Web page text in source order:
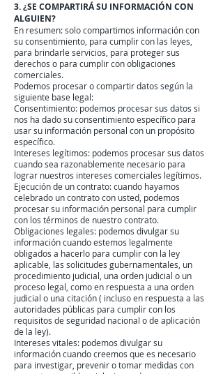
3. ¿SE COMPARTIRÁ SU INFORMACIÓN CON
ALGUIEN?
En resumen: solo compartimos información con
su consentimiento, para cumplir con las leyes,
para brindarle servicios, para proteger sus
derechos o para cumplir con obligaciones
comerciales.
Podemos procesar o compartir datos según la
siguiente base legal:
Consentimiento: podemos procesar sus datos si
nos ha dado su consentimiento específico para
usar su información personal con un propósito
específico.
Intereses legítimos: podemos procesar sus datos
cuando sea razonablemente necesario para
lograr nuestros intereses comerciales legítimos.
Ejecución de un contrato: cuando hayamos
celebrado un contrato con usted, podemos
procesar su información personal para cumplir
con los términos de nuestro contrato.
Obligaciones legales: podemos divulgar su
información cuando estemos legalmente
obligados a hacerlo para cumplir con la ley
aplicable, las solicitudes gubernamentales, un
procedimiento judicial, una orden judicial o un
proceso legal, como en respuesta a una orden
judicial o una citación ( incluso en respuesta a las
autoridades públicas para cumplir con los
requisitos de seguridad nacional o de aplicación
de la ley).
Intereses vitales: podemos divulgar su
información cuando creemos que es necesario
para investigar, prevenir o tomar medidas con